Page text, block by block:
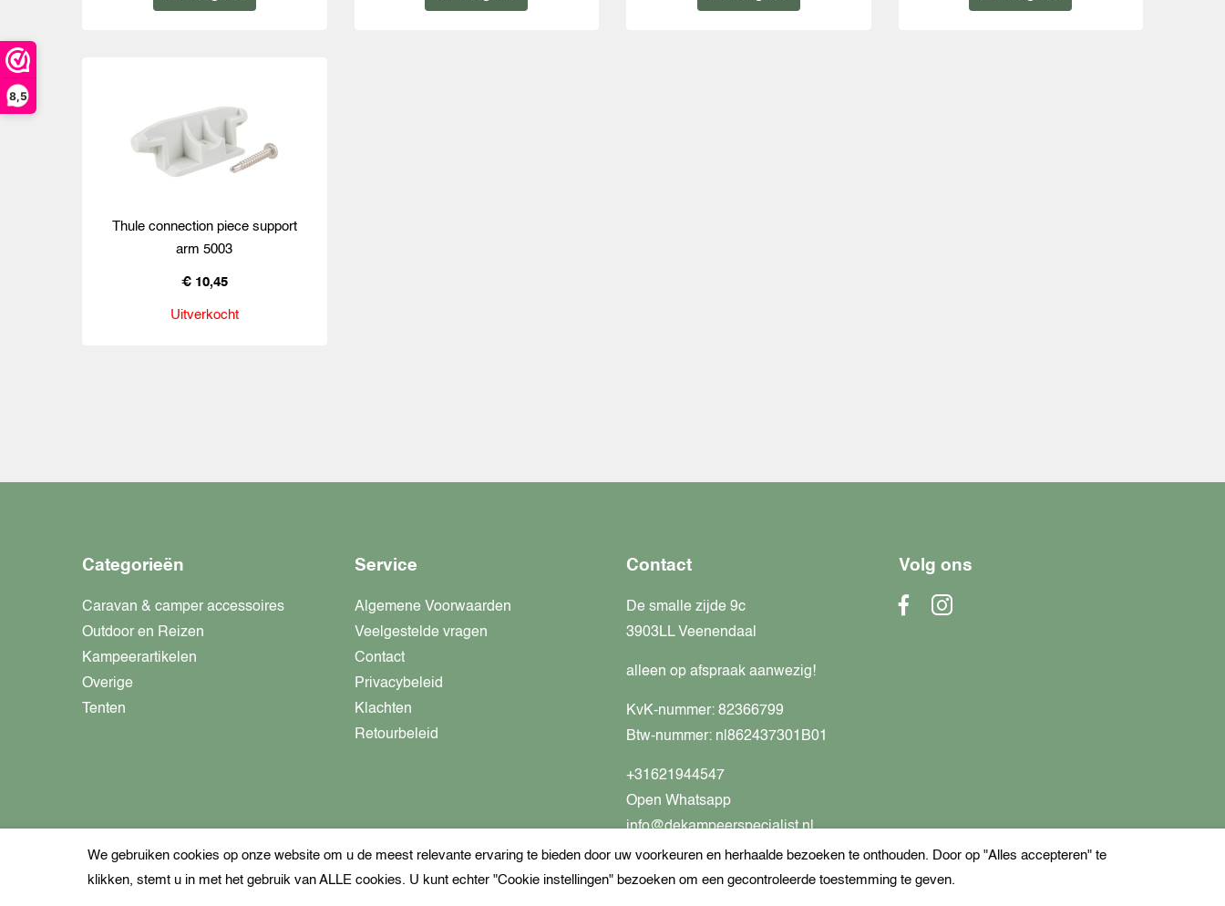
8,5
Thule connection piece support
arm 5003
€ 10,45
Uitverkocht
Categorieën
Caravan & camper accessoires
Outdoor en Reizen
Kampeerartikelen
Overige
Tenten
Service
Algemene Voorwaarden
Veelgestelde vragen
Contact
Privacybeleid
Klachten
Retourbeleid
Contact
De smalle zijde 9c
3903LL Veenendaal
alleen op afspraak aanwezig!
KvK-nummer: 82366799
Btw-nummer: nl862437301B01
+31621944547
Open Whatsapp
info@dekampeerspecialist.nl
Volg ons
We gebruiken cookies op onze website om u de meest relevante ervaring te bieden door uw voorkeuren en herhaalde bezoeken te onthouden. Door op "Alles accepteren" te
klikken, stemt u in met het gebruik van ALLE cookies. U kunt echter "Cookie instellingen" bezoeken om een gecontroleerde toestemming te geven.